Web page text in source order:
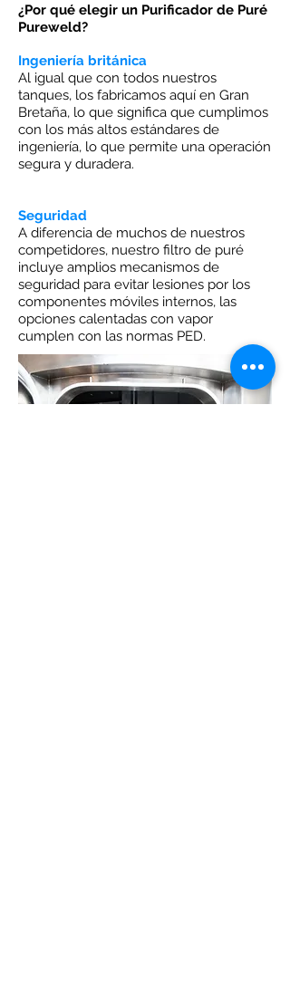
¿Por qué elegir un Purificador de Puré
Pureweld?
Ingeniería británica
Al igual que con todos nuestros
tanques, los fabricamos aquí en Gran
Bretaña, lo que significa que cumplimos
con los más altos estándares de
ingeniería, lo que permite una operación
segura y duradera.
Seguridad
A diferencia de muchos de nuestros
competidores, nuestro filtro de puré
incluye amplios mecanismos de
seguridad para evitar lesiones por los
componentes móviles internos, las
opciones calentadas con vapor
cumplen con las normas PED.